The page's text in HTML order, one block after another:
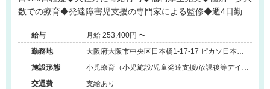
数での療育◆発達障害児支援の専門家による監修◆週4日勤務
給与
月給 253,400円 〜
勤務地
大阪府大阪市中央区日本橋1-17-17 ピカソ日本一
ビル4階
施設形態
小児療育（小児施設/児童発達支援/放課後等デイサ
ービス）
交通費 支給あり